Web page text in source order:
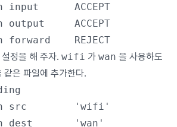
input      ACCEPT
output     ACCEPT
정을 해 주자. wifi 가 wan 을 사용하도
같은 파일에 추가한다.
src        'wifi'